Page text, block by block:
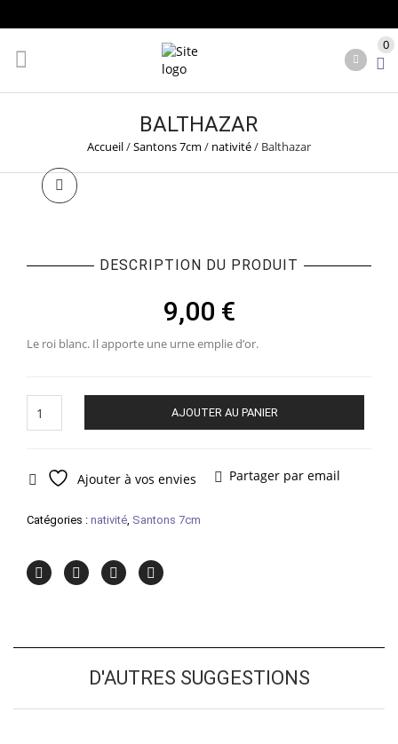
0
BALTHAZAR
Accueil/Santons 7cm / nativité/ Balthazar
DESCRIPTION DU PRODUIT
9,00 €
Le roi blanc. Il apporte une urne emplie d’or.
de
AJOUTER AU PANIER
Ajouter à vos envies Partager par email
Catégories : nativité, Santons 7cm
D'AUTRES SUGGESTIONS